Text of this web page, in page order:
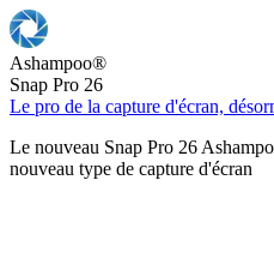
Ashampoo®
Snap Pro 26
Le pro de la capture d'écran,
Le nouveau Snap Pro 26
nouveau type de capture d'écran